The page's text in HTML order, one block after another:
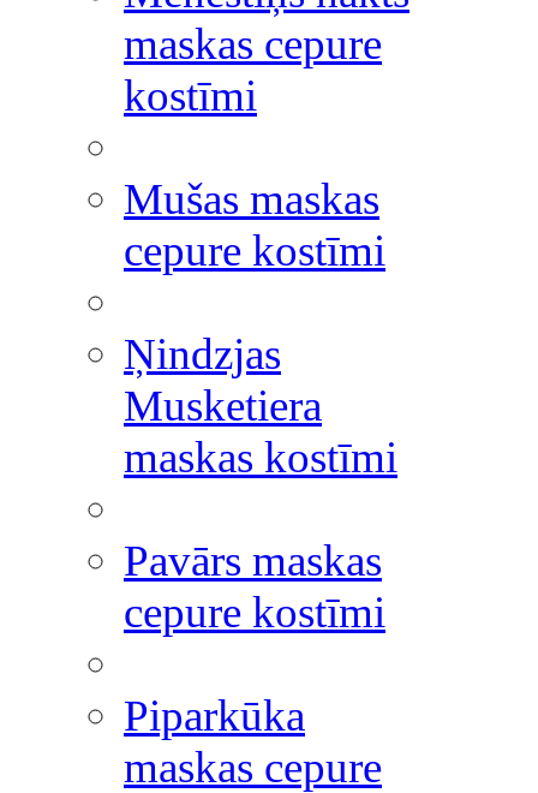
maskas cepure
kostīmi
Mušas maskas
cepure kostīmi
Ņindzjas
Musketiera
maskas kostīmi
Pavārs maskas
cepure kostīmi
Piparkūka
maskas cepure